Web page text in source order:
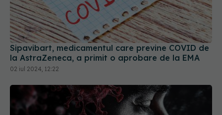
Sipavibart, medicamentul care previne COVID de
la AstraZeneca, a primit o aprobare de la EMA
02 iul 2024, 12:22